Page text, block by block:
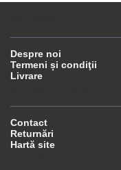
Despre noi
Termeni și condiţii
Livrare
Contact
Returnări
Hartă site